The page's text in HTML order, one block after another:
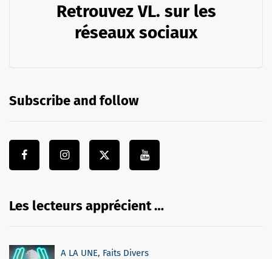
Retrouvez VL. sur les
réseaux sociaux
Subscribe and follow
Les lecteurs apprécient …
A LA UNE, Faits Divers